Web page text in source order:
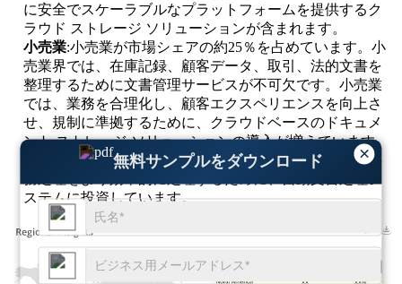
×
無料サンプルをダウンロード
に安全でスケーラブルなプラットフォームを提供するク
ラウド ストレージ ソリューションが含まれます。
小売業:小売業が市場シェアの約25％を占めています。小
売業界では、在庫記録、顧客データ、取引、法的文書を
整理するために文書管理サービスが不可欠です。小売業
では、業務を合理化し、顧客エクスペリエンスを向上さ
せ、規制に準拠するために、クラウドベースのドキュメ
ント ストレージ ソリューションの導入が増えています。
さらに、小売企業は、請求書や発送書類などの大量の事
ステムに投資しています。
XX%
XX